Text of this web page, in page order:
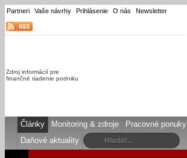
Partneri Vaše návrhy Prihlásenie O nás Newsletter
Zdroj informácií pre
finančné riadenie podniku
Články Monitoring & zdroje Pracovné ponuky
Daňové aktuality